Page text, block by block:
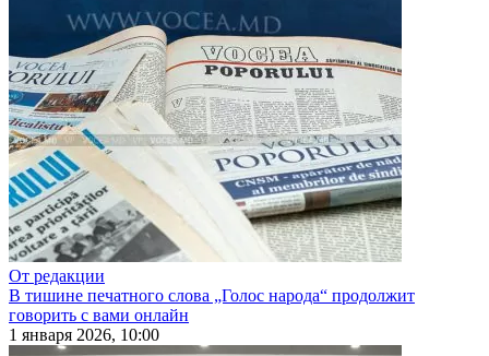
От редакции
В тишине печатного слова „Голос народа“ продолжит
говорить с вами онлайн
1 января 2026, 10:00